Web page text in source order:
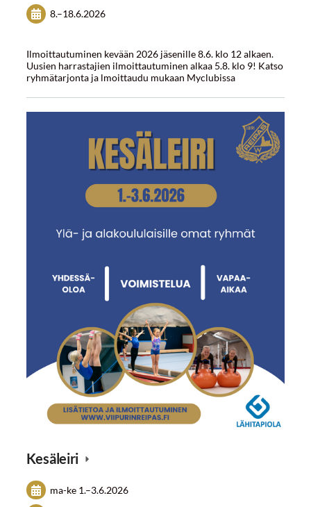
8.–18.6.2026
Ilmoittautuminen kevään 2026 jäsenille 8.6. klo 12 alkaen.
Uusien harrastajien ilmoittautuminen alkaa 5.8. klo 9! Katso
ryhmätarjonta ja lmoittaudu mukaan Myclubissa
Kesäleiri
ma-ke 1.–3.6.2026